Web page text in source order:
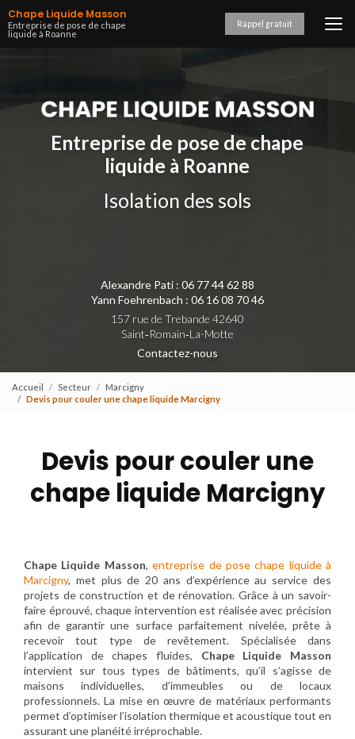
Aller
au
contenu
Chape Liquide Masson
Entreprise de pose de chape
liquide à Roanne
Rappel gratuit
Entreprise de pose de chape
liquide à Roanne
Isolation des sols
Alexandre Pati : 06 77 44 62 88
Yann Foehrenbach : 06 16 08 70 46
157 rue de Trebande 42640
Saint‑Romain‑La-Motte
Contactez-nous
Accueil Secteur
Marcigny
Devis pour couler une chape liquide Marcigny
Devis pour couler une
chape liquide Marcigny
Chape Liquide Masson,entreprise de pose chape liquide à
Marcigny, met plus de 20 ans d’expérience au service des
projets de construction et de rénovation. Grâce à un savoir-
faire éprouvé, chaque intervention est réalisée avec précision
afin de garantir une surface parfaitement nivelée, prête à
recevoir tout type de revêtement. Spécialisée dans
l’application de chapes fluides, Chape Liquide Masson
intervient sur tous types de bâtiments, qu’il s’agisse de
maisons individuelles, d’immeubles ou de locaux
professionnels. La mise en œuvre de matériaux performants
permet d’optimiser l’isolation thermique et acoustique tout en
assurant une planéité irréprochable.